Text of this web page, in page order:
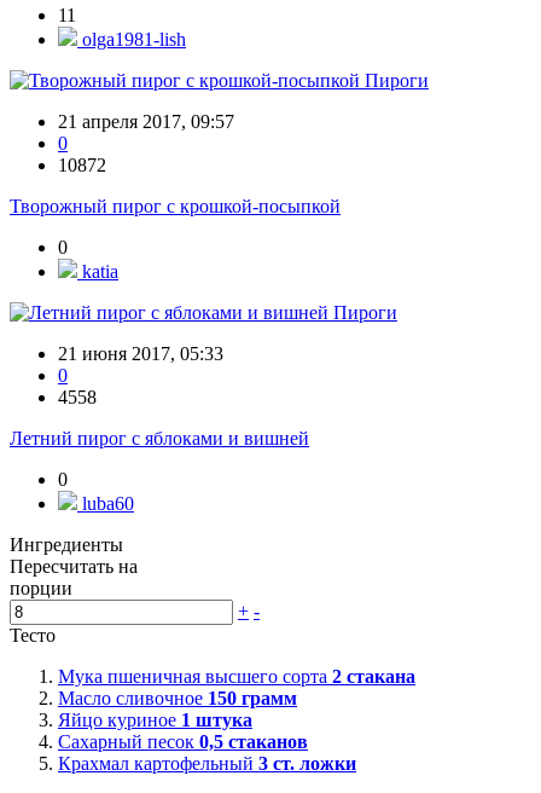
11
olga1981-lish
Пироги
21 апреля 2017, 09:57
0
10872
Творожный пирог с крошкой-посыпкой
0
katia
Пироги
21 июня 2017, 05:33
0
4558
Летний пирог с яблоками и вишней
0
luba60
Ингредиенты
Пересчитать на
порции
+ -
Тесто
Мука пшеничная высшего сорта 2 стакана
Масло сливочное 150 грамм
Яйцо куриное 1 штука
Сахарный песок 0,5 стаканов
Крахмал картофельный 3 ст. ложки